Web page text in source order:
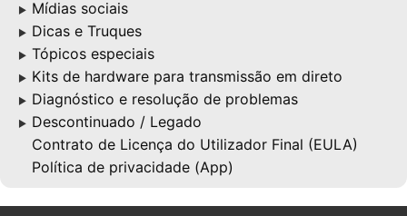
▶ Mídias sociais
▶ Dicas e Truques
▶ Tópicos especiais
▶ Kits de hardware para transmissão em direto
▶ Diagnóstico e resolução de problemas
▶ Descontinuado / Legado
Contrato de Licença do Utilizador Final (EULA)
Política de privacidade (App)